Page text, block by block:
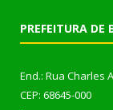
PREFEITURA DE
End.: Rua Charles
CEP: 68645-000